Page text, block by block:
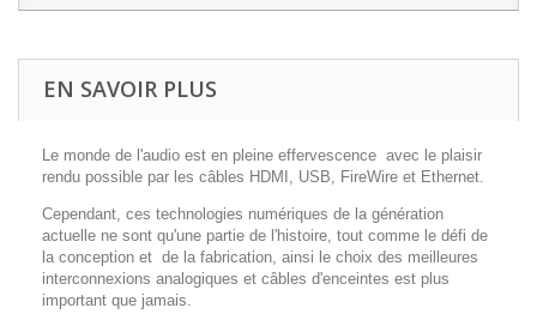
EN SAVOIR PLUS
Le monde de l'audio est en pleine effervescence avec le plaisir
rendu possible par les câbles HDMI, USB, FireWire et Ethernet.
Cependant, ces technologies numériques de la génération
actuelle ne sont qu'une partie de l'histoire, tout comme le défi de
la conception et de la fabrication, ainsi le choix des meilleures
interconnexions analogiques et câbles d'enceintes est plus
important que jamais.